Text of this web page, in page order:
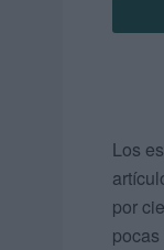
Los
por